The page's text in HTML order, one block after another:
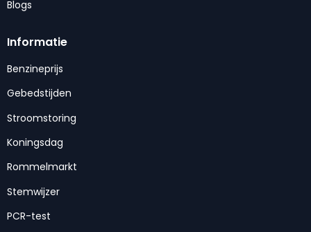
Blogs
Informatie
Benzineprijs
Gebedstijden
Stroomstoring
Koningsdag
Rommelmarkt
Stemwijzer
PCR-test